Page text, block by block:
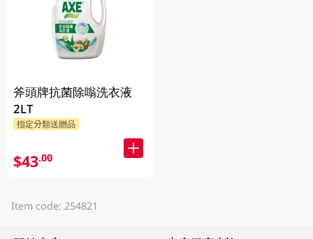
斧頭牌抗菌除嗡洗衣液
2LT
指定分類送贈品
$43.00
Item code: 254821